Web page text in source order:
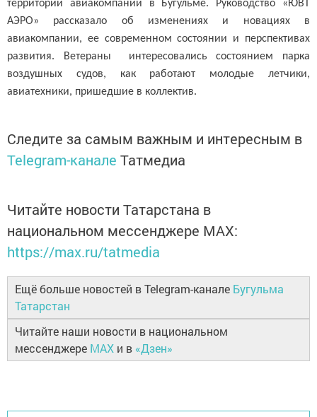
территории авиакомпании в Бугульме. Руководство «ЮВТ
АЭРО» рассказало об изменениях и новациях в
авиакомпании, ее современном состоянии и перспективах
развития. Ветераны интересовались состоянием парка
воздушных судов, как работают молодые летчики,
авиатехники, пришедшие в коллектив.
Следите за самым важным и интересным в
Telegram-канале Татмедиа
Читайте новости Татарстана в
национальном мессенджере MАХ:
https://max.ru/tatmedia
Ещё больше новостей в Telegram-канале Бугульма
Татарстан
Читайте наши новости в национальном
мессенджере MAX и в «Дзен»